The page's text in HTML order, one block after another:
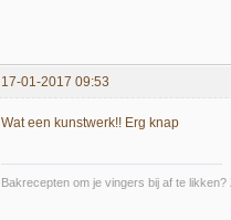
17-01-2017 09:53
Wat een kunstwerk!! Erg knap
Bakrecepten om je vingers bij af te